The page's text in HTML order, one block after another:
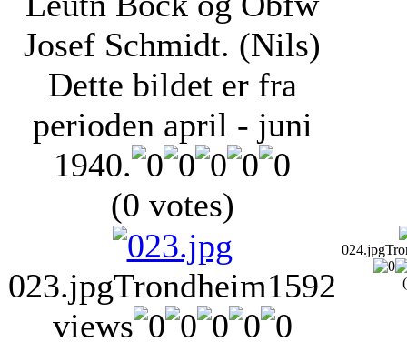
Josef Schmidt. (Nils)
Dette bildet er fra
perioden april - juni
1940.
(0 votes)
023.jpgTrondheim1592
views
024.jpg